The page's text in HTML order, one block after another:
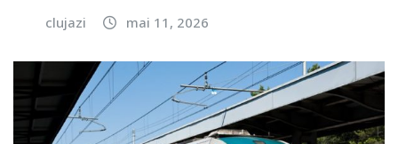
clujazi mai 11, 2026